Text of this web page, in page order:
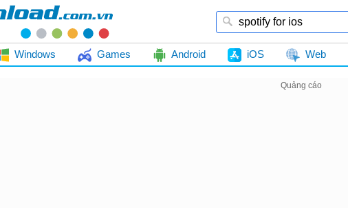
Windows Games Android iOS Web